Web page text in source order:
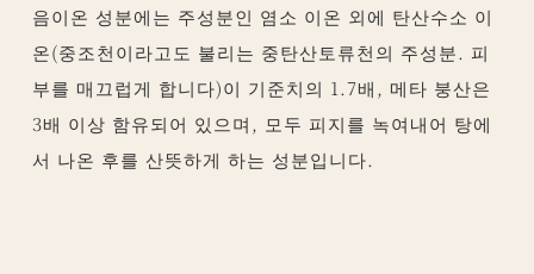
음이온 성분에는 주성분인 염소 이온 외에 탄산수소 이
온(중조천이라고도 불리는 중탄산토류천의 주성분. 피
부를 매끄럽게 합니다)이 기준치의 1.7배, 메타 붕산은
3배 이상 함유되어 있으며, 모두 피지를 녹여내어 탕에
서 나온 후를 산뜻하게 하는 성분입니다.